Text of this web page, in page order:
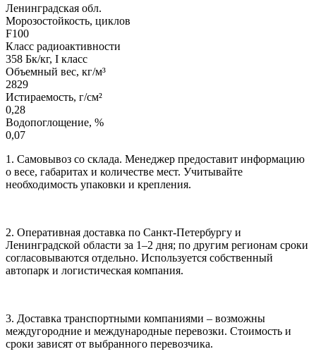
Ленинградская обл.
Морозостойкость, циклов
F100
Класс радиоактивности
358 Бк/кг, I класс
Объемный вес, кг/м³
2829
Истираемость, г/см²
0,28
Водопоглощение, %
0,07
1. Самовывоз со склада. Менеджер предоставит информацию
о весе, габаритах и количестве мест. Учитывайте
необходимость упаковки и крепления.
2. Оперативная доставка по Санкт-Петербургу и
Ленинградской области за 1–2 дня; по другим регионам сроки
согласовываются отдельно. Используется собственный
автопарк и логистическая компания.
3. Доставка транспортными компаниями – возможны
междугородние и международные перевозки. Стоимость и
сроки зависят от выбранного перевозчика.